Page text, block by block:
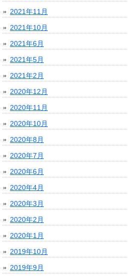
2021年11月
2021年10月
2021年6月
2021年5月
2021年2月
2020年12月
2020年11月
2020年10月
2020年8月
2020年7月
2020年6月
2020年4月
2020年3月
2020年2月
2020年1月
2019年10月
2019年9月